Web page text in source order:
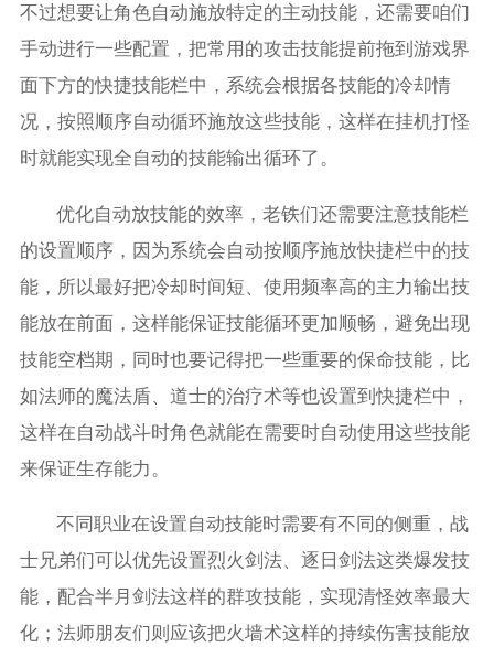
不过想要让角色自动施放特定的主动技能，还需要咱们
手动进行一些配置，把常用的攻击技能提前拖到游戏界
面下方的快捷技能栏中，系统会根据各技能的冷却情
况，按照顺序自动循环施放这些技能，这样在挂机打怪
时就能实现全自动的技能输出循环了。
优化自动放技能的效率，老铁们还需要注意技能栏
的设置顺序，因为系统会自动按顺序施放快捷栏中的技
能，所以最好把冷却时间短、使用频率高的主力输出技
能放在前面，这样能保证技能循环更加顺畅，避免出现
技能空档期，同时也要记得把一些重要的保命技能，比
如法师的魔法盾、道士的治疗术等也设置到快捷栏中，
这样在自动战斗时角色就能在需要时自动使用这些技能
来保证生存能力。
不同职业在设置自动技能时需要有不同的侧重，战
士兄弟们可以优先设置烈火剑法、逐日剑法这类爆发技
能，配合半月剑法这样的群攻技能，实现清怪效率最大
化；法师朋友们则应该把火墙术这样的持续伤害技能放